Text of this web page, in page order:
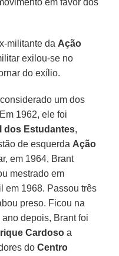
militante da Ação
exilou-se no
do exílio.
um dos
1962, ele foi
dos Estudantes,
de esquerda Ação
em 1964, Brant
mestrado em
em 1968. Passou três
preso. Ficou na
depois, Brant foi
Cardoso a
doCentro